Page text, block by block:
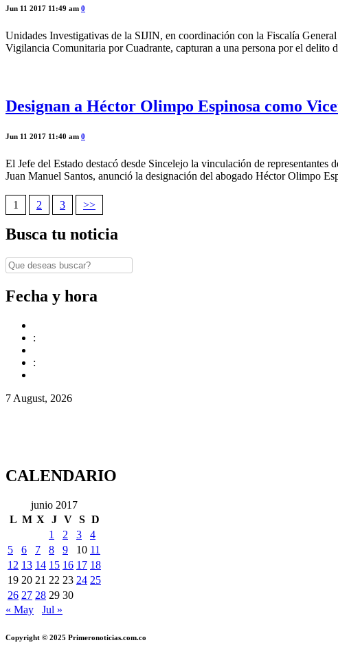
Jun 11 2017 11:49 am 0
Unidades Investigativas de la SIJIN, en coordinación con la Fiscalía
Vigilancia Comunitaria por Cuadrante, capturan a una persona por el delito
Designan a Héctor Olimpo Espinosa como
Jun 11 2017 11:40 am 0
El Jefe del Estado destacó desde Sincelejo la vinculación de
Juan Manuel Santos, anunció la designación del abogado Héctor Olimpo
de
entradas
1 2 3 >>
Busca tu noticia
Fecha y hora
:
:
7 August, 2026
CALENDARIO
junio 2017
L M X J V S D
1
2 3
4
5
6 7 8 9 10 11
12 13 14 15 16 17 18
19 20 21 22 23 24 25
26 27 28 29 30
« May
Jul »
Copyright © 2025 Primeronoticias.com.co